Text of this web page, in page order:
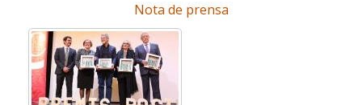
Nota de prensa